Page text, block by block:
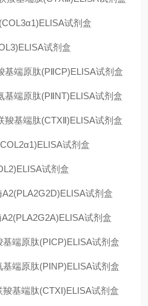
试剂盒
试剂盒
基端原肽(PⅡCP)ELISA试剂盒
基端原肽(PⅡNT)ELISA试剂盒
羧基端肽(CTXⅡ)ELISA试剂盒
试剂盒
试剂盒
试剂盒
试剂盒
基端原肽(PⅠCP)ELISA试剂盒
基端原肽(PⅠNP)ELISA试剂盒
羧基端肽(CTXⅠ)ELISA试剂盒